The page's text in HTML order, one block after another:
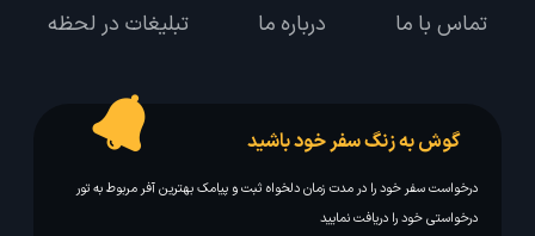
تماس با ما درباره ما تبلیغات در لحظه
گوش به زنگ سفر خود باشید
درخواست سفر خود را در مدت زمان دلخواه ثبت و پیامک بهترین آفر مربوط به تور
درخواستی خود را دریافت نمایید